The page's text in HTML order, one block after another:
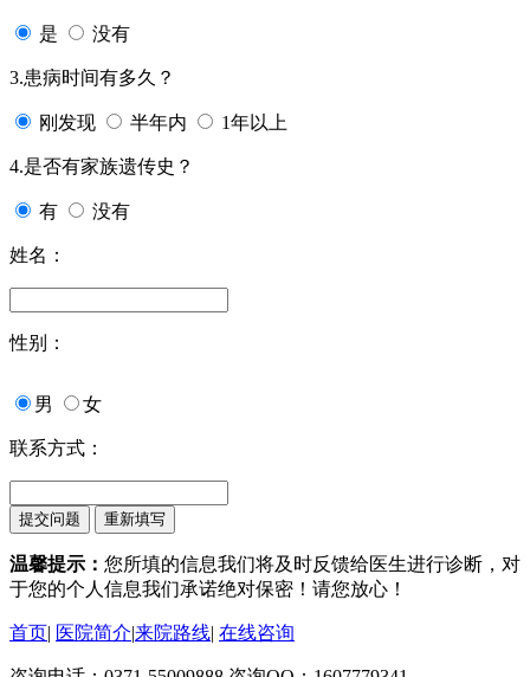
是 没有
3.患病时间有多久？
刚发现 半年内 1年以上
4.是否有家族遗传史？
有 没有
姓名：
性别：
男 女
联系方式：
温馨提示： 您所填的信息我们将及时反馈给医生进行诊断，对
于您的个人信息我们承诺绝对保密！请您放心！
首页| 医院简介|来院路线| 在线咨询